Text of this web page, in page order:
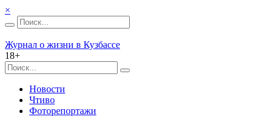
×
Журнал о жизни в Кузбассе
18+
Новости
Чтиво
Фоторепортажи